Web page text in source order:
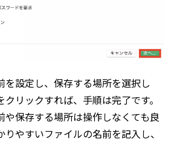
を設定し、保存する場所を選択し
クリックすれば、手順は完了です。
や保存する場所は操作しなくても良
りやすいファイルの名前を記入し、